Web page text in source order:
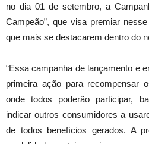
no dia 01 de setembro, a
Campeão”, que visa premiar
que mais se destacarem dentro do
“Essa campanha de lançamento e
primeira ação para recompensar
onde todos poderão participar,
indicar outros consumidores a
de todos benefícios gerados. A